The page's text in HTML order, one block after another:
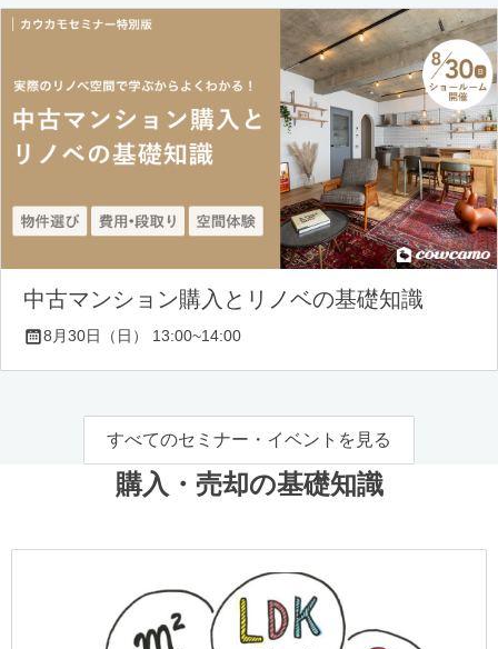
中古マンション購入とリノベの基礎知識
8月30日（日） 13:00~14:00
すべてのセミナー・イベントを見る
購入・売却の基礎知識